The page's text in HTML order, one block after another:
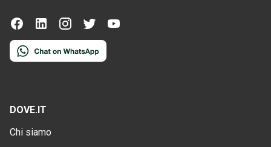
DOVE.IT
Chi siamo